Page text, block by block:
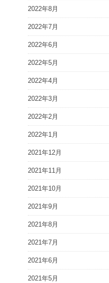
2022年8月
2022年7月
2022年6月
2022年5月
2022年4月
2022年3月
2022年2月
2022年1月
2021年12月
2021年11月
2021年10月
2021年9月
2021年8月
2021年7月
2021年6月
2021年5月